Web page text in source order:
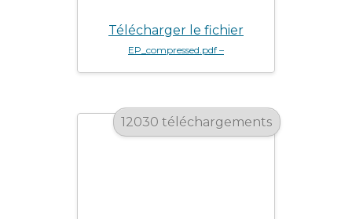
Télécharger le fichier
EP_compressed.pdf –
12030 téléchargements